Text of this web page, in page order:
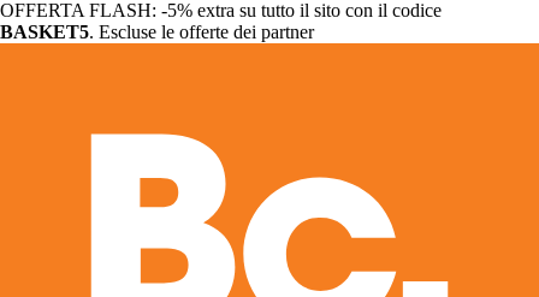
OFFERTA FLASH: -5% extra su tutto il sito con il codice
BASKET5. Escluse le offerte dei partner